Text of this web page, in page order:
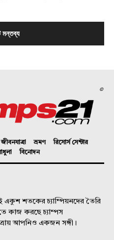
©
জীবনযাত্রা ভ্রমণ
রিসোর্স সেন্টার
বিনোদন
একুশ শতকের চ্যাম্পিয়নদের তৈরি
কাজ করছে চ্যাম্পস
আপনিও একজন সঙ্গী।